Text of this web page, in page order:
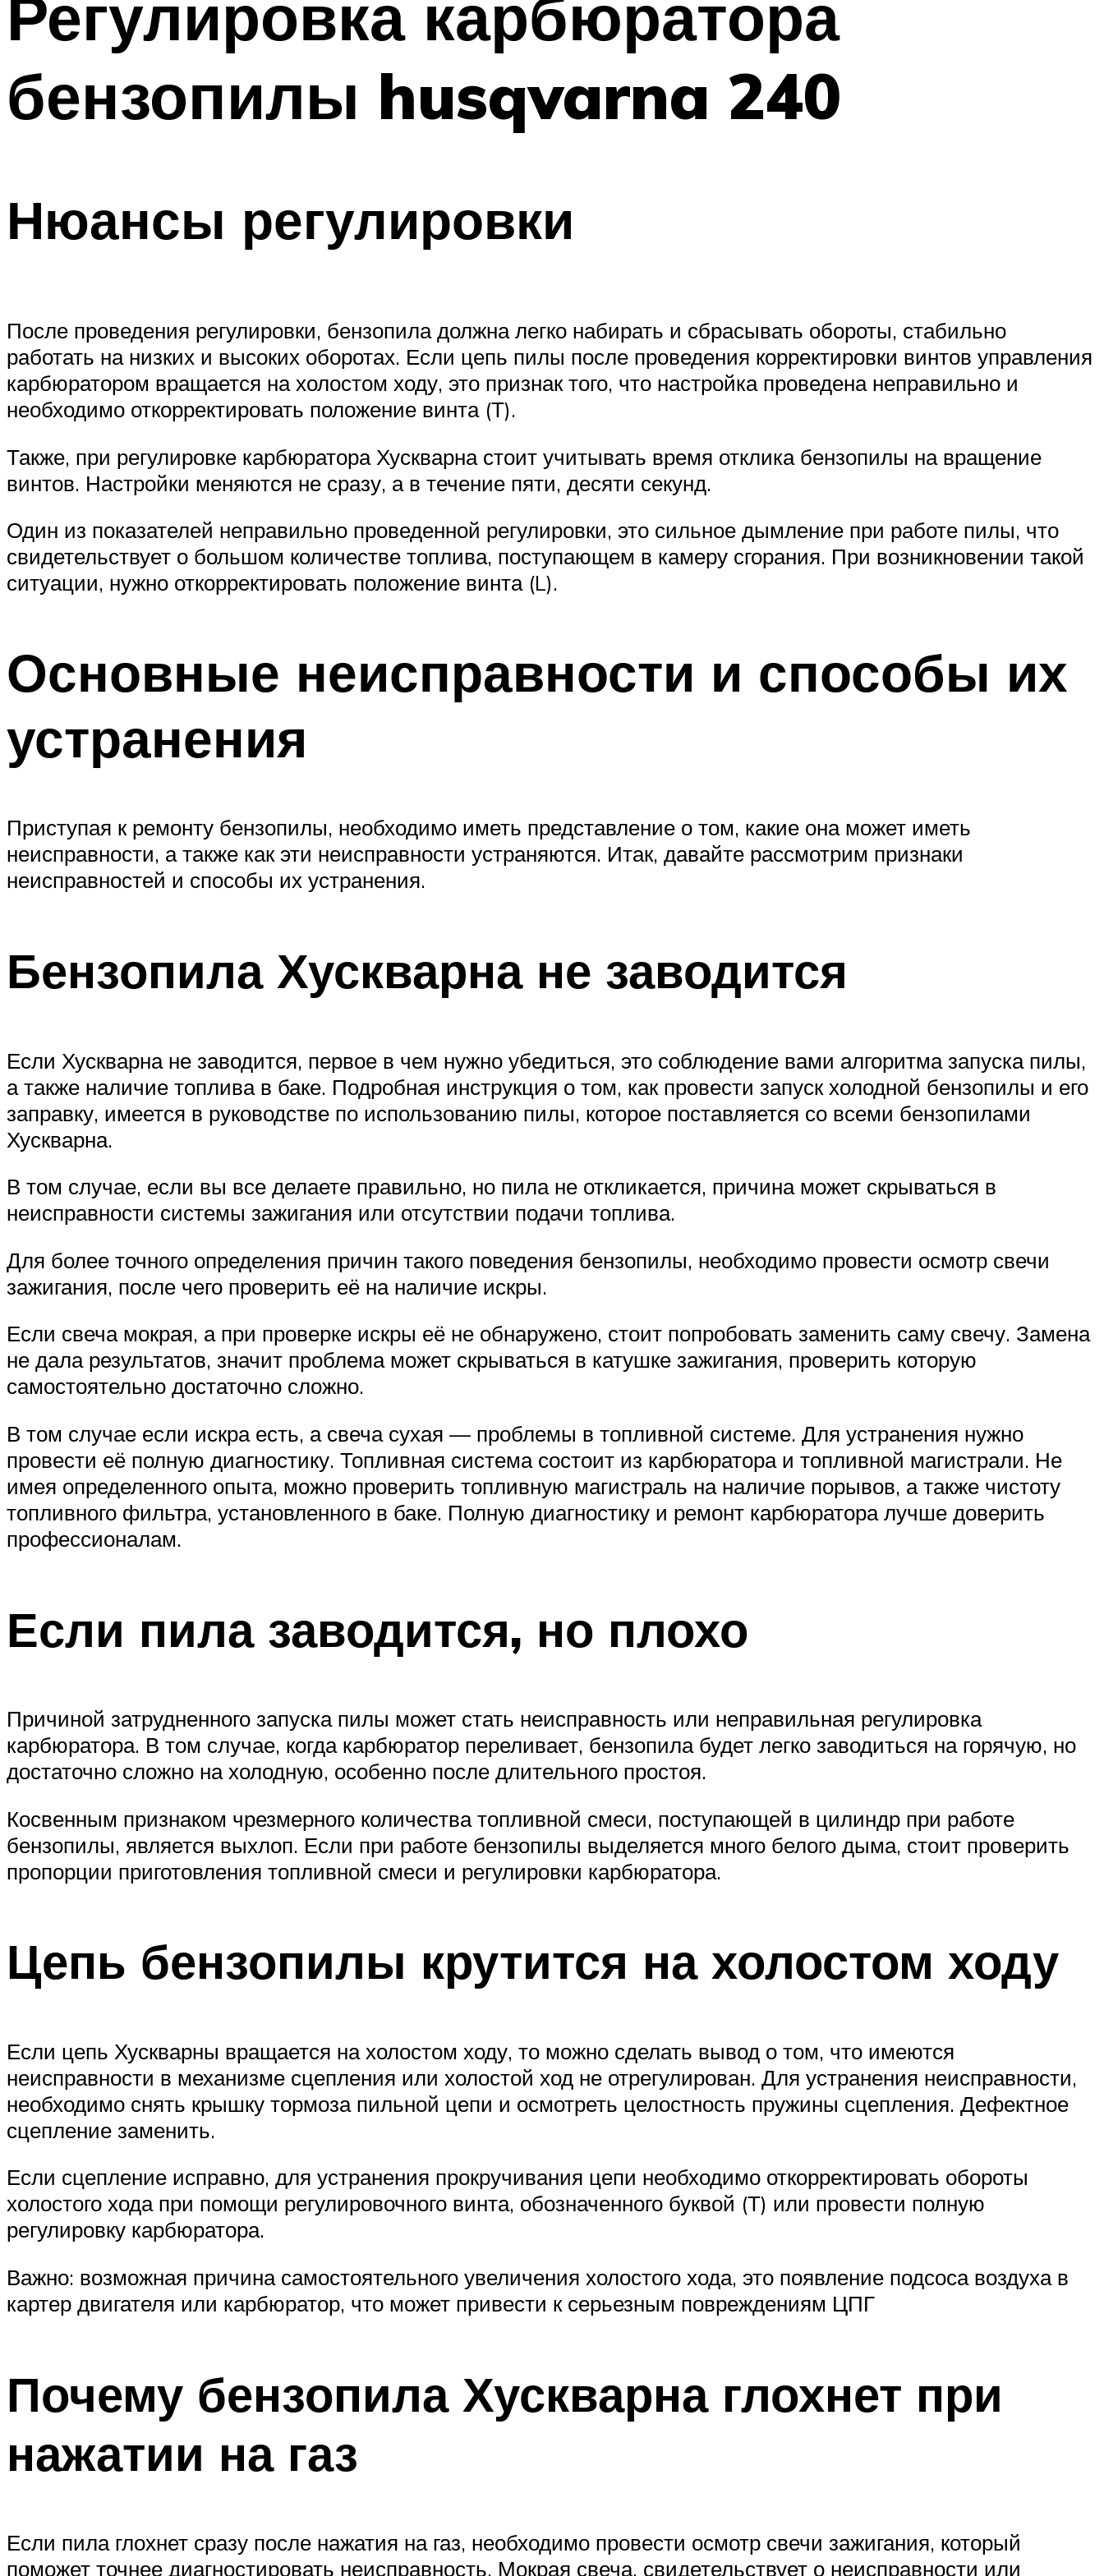
Регулировка карбюратора
бензопилы husqvarna 240
Нюансы регулировки
После проведения регулировки, бензопила должна легко набирать и сбрасывать обороты, стабильно
работать на низких и высоких оборотах. Если цепь пилы после проведения корректировки винтов управления
карбюратором вращается на холостом ходу, это признак того, что настройка проведена неправильно и
необходимо откорректировать положение винта (Т).
Также, при регулировке карбюратора Хускварна стоит учитывать время отклика бензопилы на вращение
винтов. Настройки меняются не сразу, а в течение пяти, десяти секунд.
Один из показателей неправильно проведенной регулировки, это сильное дымление при работе пилы, что
свидетельствует о большом количестве топлива, поступающем в камеру сгорания. При возникновении такой
ситуации, нужно откорректировать положение винта (L).
Основные неисправности и способы их
устранения
Приступая к ремонту бензопилы, необходимо иметь представление о том, какие она может иметь
неисправности, а также как эти неисправности устраняются. Итак, давайте рассмотрим признаки
неисправностей и способы их устранения.
Бензопила Хускварна не заводится
Если Хускварна не заводится, первое в чем нужно убедиться, это соблюдение вами алгоритма запуска пилы,
а также наличие топлива в баке. Подробная инструкция о том, как провести запуск холодной бензопилы и его
заправку, имеется в руководстве по использованию пилы, которое поставляется со всеми бензопилами
Хускварна.
В том случае, если вы все делаете правильно, но пила не откликается, причина может скрываться в
неисправности системы зажигания или отсутствии подачи топлива.
Для более точного определения причин такого поведения бензопилы, необходимо провести осмотр свечи
зажигания, после чего проверить её на наличие искры.
Если свеча мокрая, а при проверке искры её не обнаружено, стоит попробовать заменить саму свечу. Замена
не дала результатов, значит проблема может скрываться в катушке зажигания, проверить которую
самостоятельно достаточно сложно.
В том случае если искра есть, а свеча сухая — проблемы в топливной системе. Для устранения нужно
провести её полную диагностику. Топливная система состоит из карбюратора и топливной магистрали. Не
имея определенного опыта, можно проверить топливную магистраль на наличие порывов, а также чистоту
топливного фильтра, установленного в баке. Полную диагностику и ремонт карбюратора лучше доверить
профессионалам.
Если пила заводится, но плохо
Причиной затрудненного запуска пилы может стать неисправность или неправильная регулировка
карбюратора. В том случае, когда карбюратор переливает, бензопила будет легко заводиться на горячую, но
достаточно сложно на холодную, особенно после длительного простоя.
Косвенным признаком чрезмерного количества топливной смеси, поступающей в цилиндр при работе
бензопилы, является выхлоп. Если при работе бензопилы выделяется много белого дыма, стоит проверить
пропорции приготовления топливной смеси и регулировки карбюратора.
Цепь бензопилы крутится на холостом ходу
Если цепь Хускварны вращается на холостом ходу, то можно сделать вывод о том, что имеются
неисправности в механизме сцепления или холостой ход не отрегулирован. Для устранения неисправности,
необходимо снять крышку тормоза пильной цепи и осмотреть целостность пружины сцепления. Дефектное
сцепление заменить.
Если сцепление исправно, для устранения прокручивания цепи необходимо откорректировать обороты
холостого хода при помощи регулировочного винта, обозначенного буквой (Т) или провести полную
регулировку карбюратора.
Важно: возможная причина самостоятельного увеличения холостого хода, это появление подсоса воздуха в
картер двигателя или карбюратор, что может привести к серьезным повреждениям ЦПГ
Почему бензопила Хускварна глохнет при
нажатии на газ
Если пила глохнет сразу после нажатия на газ, необходимо провести осмотр свечи зажигания, который
поможет точнее диагностировать неисправность. Мокрая свеча, свидетельствует о неисправности или